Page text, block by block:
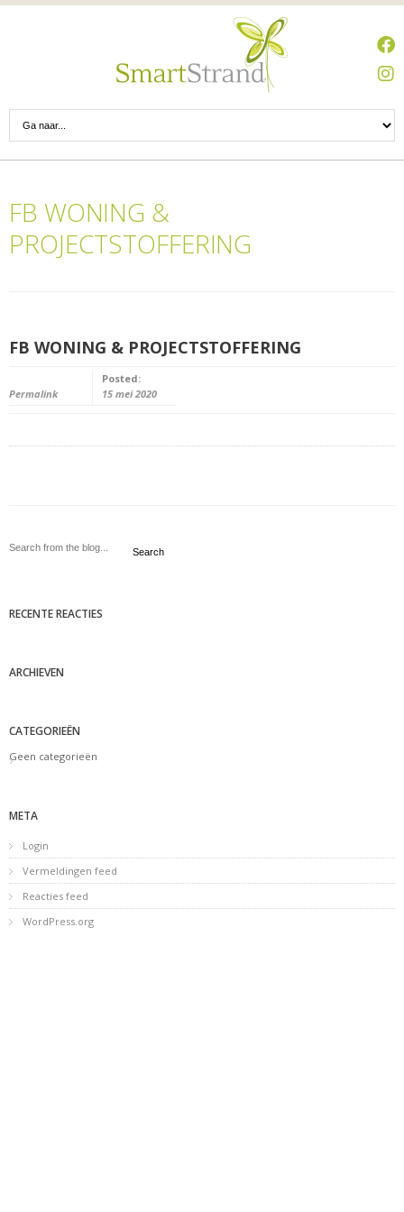
FB WONING &
PROJECTSTOFFERING
FB WONING & PROJECTSTOFFERING
Permalink
Posted:
15 mei 2020
Search
RECENTE REACTIES
ARCHIEVEN
CATEGORIEËN
Geen categorieën
META
Login
Vermeldingen feed
Reacties feed
WordPress.org